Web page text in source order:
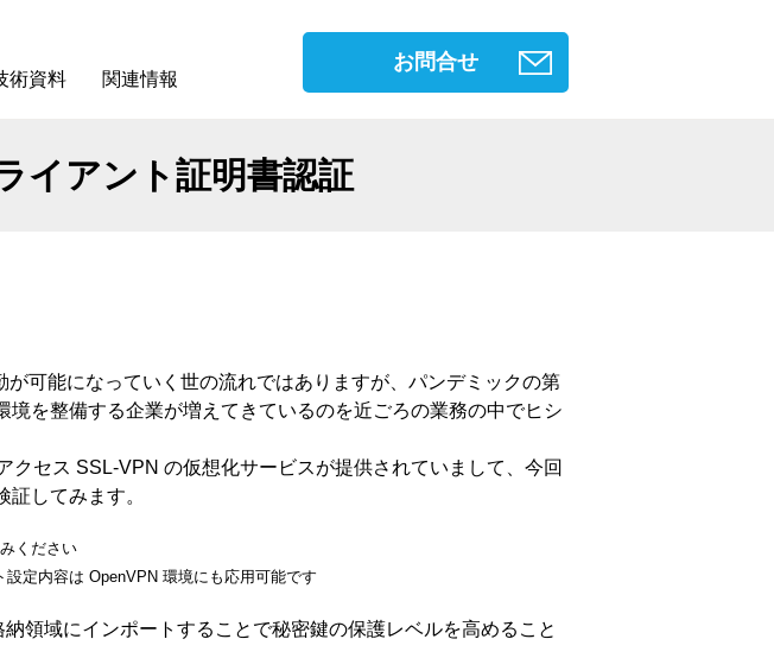
術資料 関連情報
お問合せ
イアント証明書認証
可能になっていく世の流れではありますが、パンデミックの第
を整備する企業が増えてきているのを近ごろの業務の中でヒシ
セス SSL-VPN の仮想化サービスが提供されていまして、今回
してみます。
ください
定内容は OpenVPN 環境にも応用可能です
領域にインポートすることで秘密鍵の保護レベルを高めること